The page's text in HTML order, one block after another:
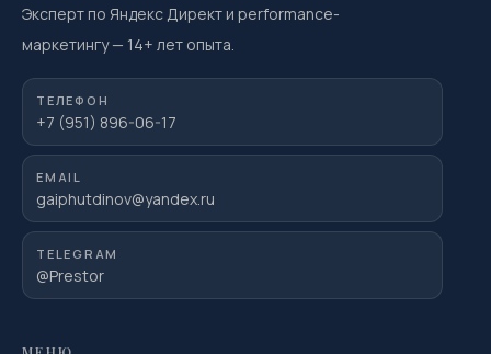
Эксперт по Яндекс Директ и performance-
маркетингу— 14+ лет опыта.
ТЕЛЕФОН
+7 (951) 896-06-17
EMAIL
gaiphutdinov@yandex.ru
TELEGRAM
@Prestor